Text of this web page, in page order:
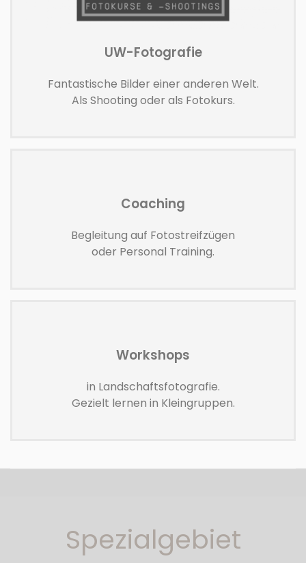
UW-Fotografie
Fantastische Bilder einer anderen Welt.
Als Shooting oder als Fotokurs.
Coaching
Begleitung auf Fotostreifzügen
oder Personal Training.
Workshops
in Landschaftsfotografie.
Gezielt lernen in Kleingruppen.
Spezialgebiet